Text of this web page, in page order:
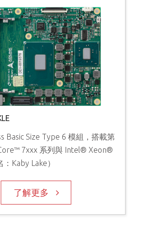
Basic Size Type 6 模組，搭載第
7xxx 系列與 Intel® Xeon®
Kaby Lake）
了解更多